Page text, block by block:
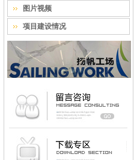
图片视频
项目建设情况